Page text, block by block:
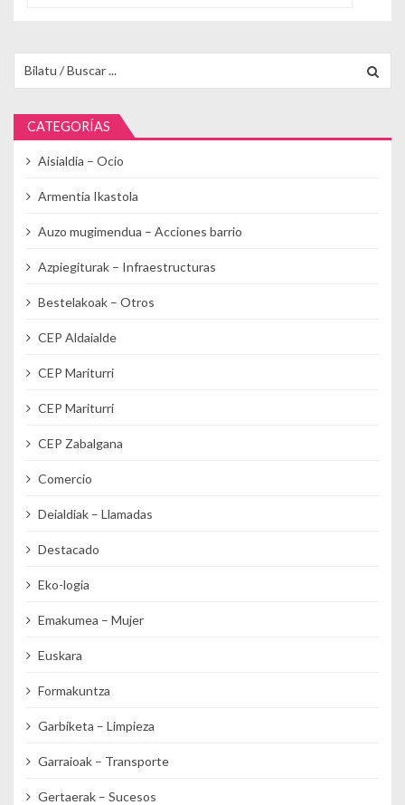
CATEGORÍAS
Aisialdia – Ocio
Armentia Ikastola
Auzo mugimendua – Acciones barrio
Azpiegiturak – Infraestructuras
Bestelakoak – Otros
CEP Aldaialde
CEP Mariturri
CEP Mariturri
CEP Zabalgana
Comercio
Deialdiak – Llamadas
Destacado
Eko-logia
Emakumea – Mujer
Euskara
Formakuntza
Garbiketa – Limpieza
Garraioak – Transporte
Gertaerak – Sucesos